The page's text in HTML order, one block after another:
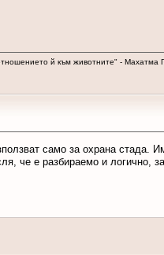
й към животните" - Махатма
само за охрана стада.
че е разбираемо и логично,